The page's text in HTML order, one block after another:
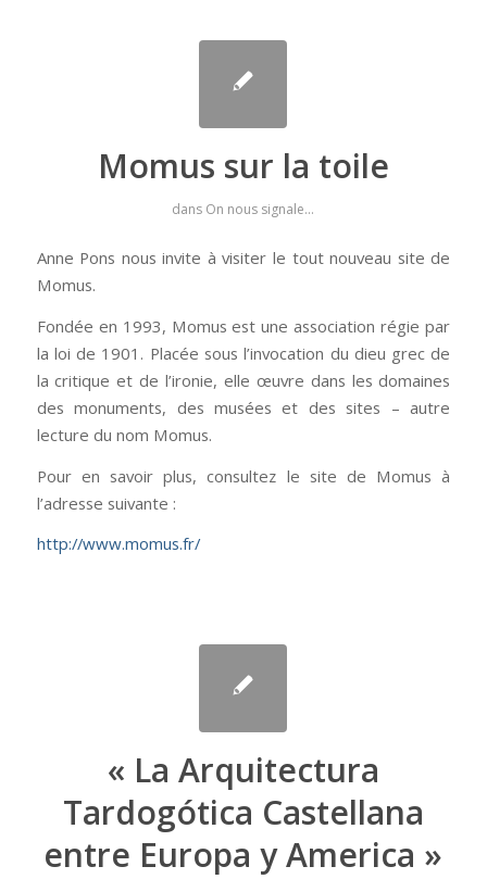
Momus sur la toile
dans On nous signale...
Anne Pons nous invite à visiter le tout nouveau site de
Momus.
Fondée en 1993, Momus est une association régie par
la loi de 1901. Placée sous l’invocation du dieu grec de
la critique et de l’ironie, elle œuvre dans les domaines
des monuments, des musées et des sites – autre
lecture du nom Momus.
Pour en savoir plus, consultez le site de Momus à
l’adresse suivante :
http://www.momus.fr/
« La Arquitectura
Tardogótica Castellana
entre Europa y America »